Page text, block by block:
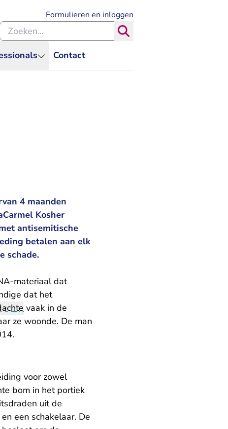
Contact
Formulieren en inloggen
Zoeken binnen de Rechtspraak
4 maanden
Kosher
antisemitische
betalen aan elk
schade.
materiaal dat
dat het
vaak in de
ze woonde. De man
voor zowel
bom in het portiek
uit de
een schakelaar. De